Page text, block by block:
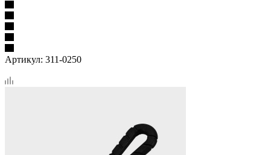
Артикул: 311-0250